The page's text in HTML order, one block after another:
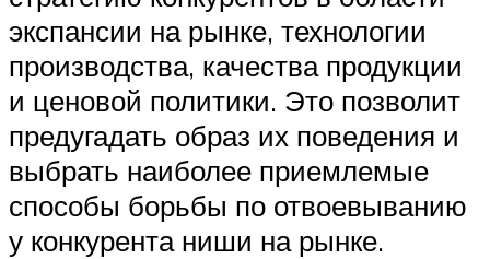
экспансии на рынке, технологии
производства, качества продукции
и ценовой политики. Это позволит
предугадать образ их поведения и
выбрать наиболее приемлемые
способы борьбы по отвоевыванию
у конкурента ниши на рынке.